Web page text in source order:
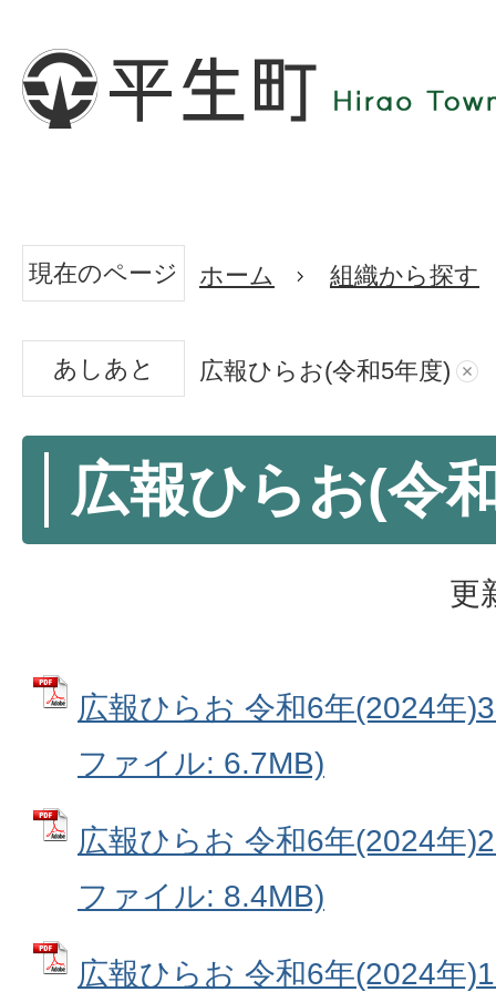
現在のページ ホーム 組織から探す
あしあと 広報ひらお(令和5年度)
広報ひらお(令
更
広報ひらお 令和6年(2024年
ファイル: 6.7MB)
広報ひらお 令和6年(2024年
ファイル: 8.4MB)
広報ひらお 令和6年(2024年